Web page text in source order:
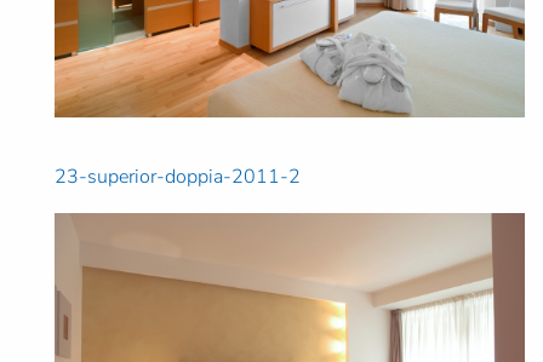
23-superior-doppia-2011-2